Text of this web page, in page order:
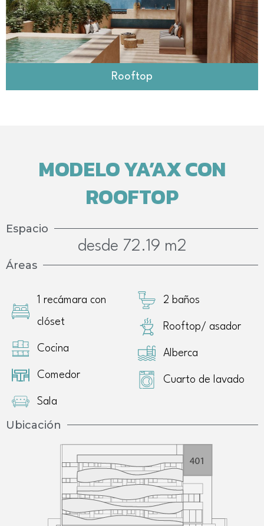
Rooftop
MODELO YA’AX CON
ROOFTOP
Espacio
desde 72.19 m2
Áreas
1 recámara con
clóset
Cocina
Comedor
Sala
2 baños
Rooftop/ asador
Alberca
Cuarto de lavado
Ubicación